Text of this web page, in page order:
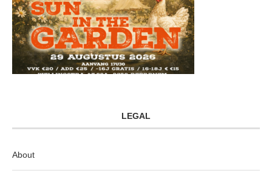
LEGAL
About